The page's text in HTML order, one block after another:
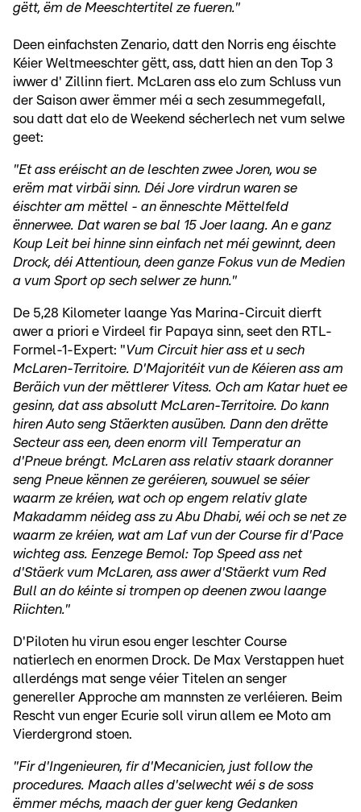
gëtt, ëm de Meeschtertitel ze fueren."
Deen einfachsten Zenario, datt den Norris eng éischte
Kéier Weltmeeschter gëtt, ass, datt hien an den Top 3
iwwer d' Zillinn fiert. McLaren ass elo zum Schluss vun
der Saison awer ëmmer méi a sech zesummegefall,
sou datt dat elo de Weekend sécherlech net vum selwe
geet:
"Et ass eréischt an de leschten zwee Joren, wou se
erëm mat virbäi sinn. Déi Jore virdrun waren se
éischter am mëttel - an ënneschte Mëttelfeld
ënnerwee. Dat waren se bal 15 Joer laang. An e ganz
Koup Leit bei hinne sinn einfach net méi gewinnt, deen
Drock, déi Attentioun, deen ganze Fokus vun de Medien
a vum Sport op sech selwer ze hunn."
De 5,28 Kilometer laange Yas Marina-Circuit dierft
awer a priori e Virdeel fir Papaya sinn, seet den RTL-
Formel-1-Expert: "Vum Circuit hier ass et u sech
McLaren-Territoire. D'Majoritéit vun de Kéieren ass am
Beräich vun der mëttlerer Vitess. Och am Katar huet ee
gesinn, dat ass absolutt McLaren-Territoire. Do kann
hiren Auto seng Stäerkten ausüben. Dann den drëtte
Secteur ass een, deen enorm vill Temperatur an
d'Pneue bréngt. McLaren ass relativ staark doranner
seng Pneue kënnen ze geréieren, souwuel se séier
waarm ze kréien, wat och op engem relativ glate
Makadamm néideg ass zu Abu Dhabi, wéi och se net ze
waarm ze kréien, wat am Laf vun der Course fir d'Pace
wichteg ass. Eenzege Bemol: Top Speed ass net
d'Stäerk vum McLaren, ass awer d'Stäerkt vum Red
Bull an do kéinte si trompen op deenen zwou laange
Riichten."
D'Piloten hu virun esou enger leschter Course
natierlech en enormen Drock. De Max Verstappen huet
allerdéngs mat senge véier Titelen an senger
genereller Approche am mannsten ze verléieren. Beim
Rescht vun enger Ecurie soll virun allem ee Moto am
Vierdergrond stoen.
"Fir d'Ingenieuren, fir d'Mecanicien, just follow the
procedures. Maach alles d'selwecht wéi s de soss
ëmmer méchs, maach der guer keng Gedanken